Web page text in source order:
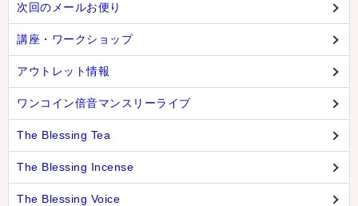
次回のメールお便り
講座・ワークショップ
アウトレット情報
ワンコイン倍音マンスリーライブ
The Blessing Tea
The Blessing Incense
The Blessing Voice